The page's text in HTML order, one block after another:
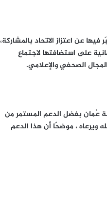
عن اعتزاز الاتحاد بالمشاركة،
على استضافتها لاجتماع
الصحفي والإعلامي.
عُمان بفضل الدعم المستمر من
ويرعاه ، موضحًا أن هذا الدعم